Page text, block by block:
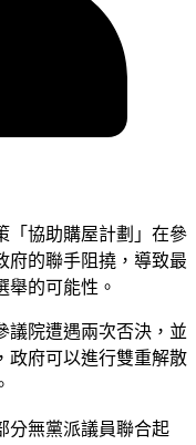
「協助購屋計劃」在參
府的聯手阻撓，導致最
舉的可能性。
議院遭遇兩次否決，並
政府可以進行雙重解散
分無黨派議員聯合起